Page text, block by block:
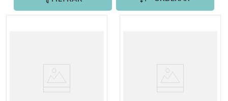
º embalagem trufas